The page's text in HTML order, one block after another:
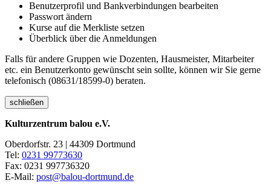
Benutzerprofil und Bankverbindungen bearbeiten
Passwort ändern
Kurse auf die Merkliste setzen
Überblick über die Anmeldungen
Falls für andere Gruppen wie Dozenten, Hausmeister, Mitarbeiter
etc. ein Benutzerkonto gewünscht sein sollte, können wir Sie gerne
telefonisch (08631/18599-0) beraten.
schließen
Kulturzentrum balou e.V.
Oberdorfstr. 23 | 44309 Dortmund
Tel: 0231 99773630
Fax: 0231 997736320
E-Mail: post@balou-dortmund.de